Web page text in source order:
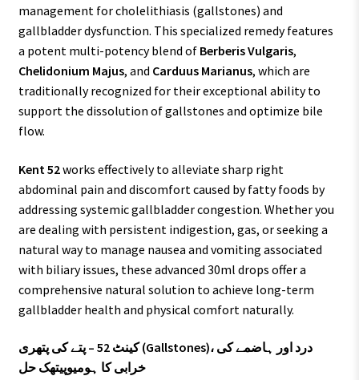
management for cholelithiasis (gallstones) and
gallbladder dysfunction. This specialized remedy features
a potent multi-potency blend of Berberis Vulgaris,
Chelidonium Majus, and Carduus Marianus, which are
traditionally recognized for their exceptional ability to
support the dissolution of gallstones and optimize bile
flow.
Kent 52works effectively to alleviate sharp right
abdominal pain and discomfort caused by fatty foods by
addressing systemic gallbladder congestion. Whether you
are dealing with persistent indigestion, gas, or seeking a
natural way to manage nausea and vomiting associated
with biliary issues, these advanced 30ml drops offer a
comprehensive natural solution to achieve long-term
gallbladder health and physical comfort naturally.
کینٹ 52 – پتے کی پتھری (Gallstones)، درد اور ہاضمے کی
خرابی کا ہومیوپیتھک حل